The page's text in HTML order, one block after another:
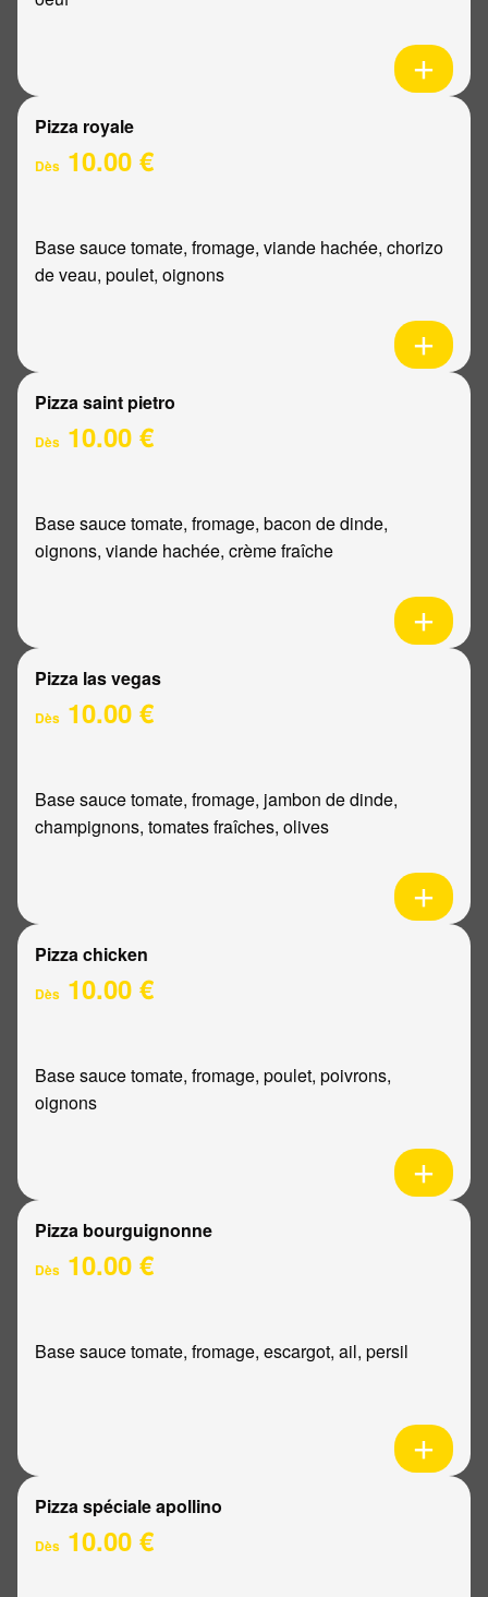
Pizza royale
Dès 10.00 €
Base sauce tomate, fromage, viande hachée, chorizo
de veau, poulet, oignons
Pizza saint pietro
Dès 10.00 €
Base sauce tomate, fromage, bacon de dinde,
oignons, viande hachée, crème fraîche
Pizza las vegas
Dès 10.00 €
Base sauce tomate, fromage, jambon de dinde,
champignons, tomates fraîches, olives
Pizza chicken
Dès 10.00 €
Base sauce tomate, fromage, poulet, poivrons,
oignons
Pizza bourguignonne
Dès 10.00 €
Base sauce tomate, fromage, escargot, ail, persil
Pizza spéciale apollino
Dès 10.00 €